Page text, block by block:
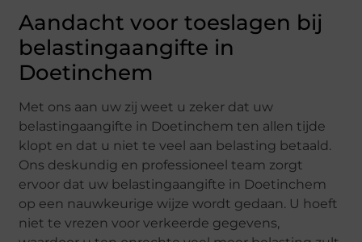
Aandacht voor toeslagen bij
belastingaangifte in
Doetinchem
Met ons aan uw zij weet u zeker dat uw
belastingaangifte in Doetinchem ten allen tijde
klopt en dat u niet te veel aan belasting betaald.
Ons deskundig en professioneel team zorgt
ervoor dat uw belastingaangifte in Doetinchem
op een nauwkeurige wijze wordt gedaan. U hoeft
niet te vrezen voor verkeerde gegevens,